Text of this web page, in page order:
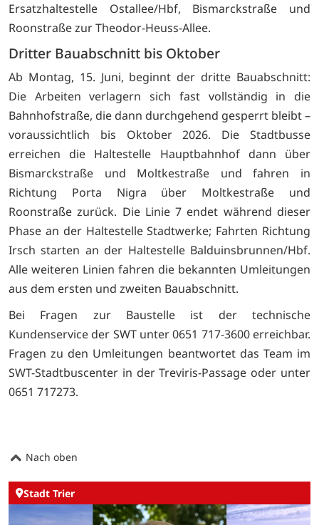
Ersatzhaltestelle Ostallee/Hbf, Bismarckstraße und
Roonstraße zur Theodor-Heuss-Allee.
Dritter Bauabschnitt bis Oktober
Ab Montag, 15. Juni, beginnt der dritte Bauabschnitt:
Die Arbeiten verlagern sich fast vollständig in die
Bahnhofstraße, die dann durchgehend gesperrt bleibt –
voraussichtlich bis Oktober 2026. Die Stadtbusse
erreichen die Haltestelle Hauptbahnhof dann über
Bismarckstraße und Moltkestraße und fahren in
Richtung Porta Nigra über Moltkestraße und
Roonstraße zurück. Die Linie 7 endet während dieser
Phase an der Haltestelle Stadtwerke; Fahrten Richtung
Irsch starten an der Haltestelle Balduinsbrunnen/Hbf.
Alle weiteren Linien fahren die bekannten Umleitungen
aus dem ersten und zweiten Bauabschnitt.
Bei Fragen zur Baustelle ist der technische
Kundenservice der SWT unter 0651 717-3600 erreichbar.
Fragen zu den Umleitungen beantwortet das Team im
SWT-Stadtbuscenter in der Treviris-Passage oder unter
0651 717273.
Nach oben
Stadt Trier